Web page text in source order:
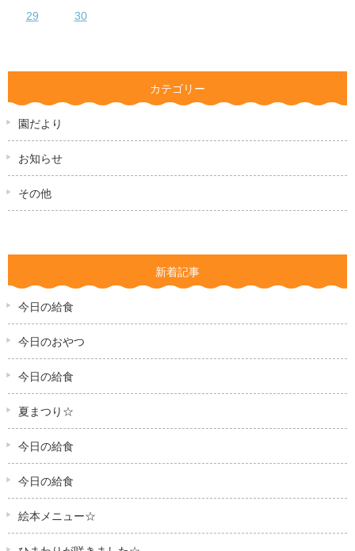
29
30
カテゴリー
園だより
お知らせ
その他
新着記事
今日の給食
今日のおやつ
今日の給食
夏まつり☆
今日の給食
今日の給食
絵本メニュー☆